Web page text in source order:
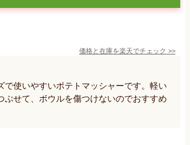
価格と在庫を楽天でチェック >>
で使いやすいポテトマッシャーです。軽い
ぶせて、ボウルを傷つけないのでおすすめ